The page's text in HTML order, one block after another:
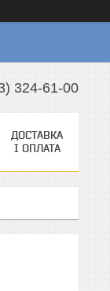
324-61-00
ДОСТАВКА
І ОПЛАТА